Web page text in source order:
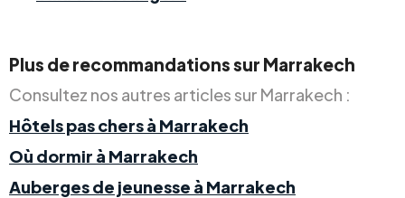
Plus de recommandations sur Marrakech
Consultez nos autres articles sur Marrakech :
Hôtels pas chers à Marrakech
Où dormir à Marrakech
Auberges de jeunesse à Marrakech